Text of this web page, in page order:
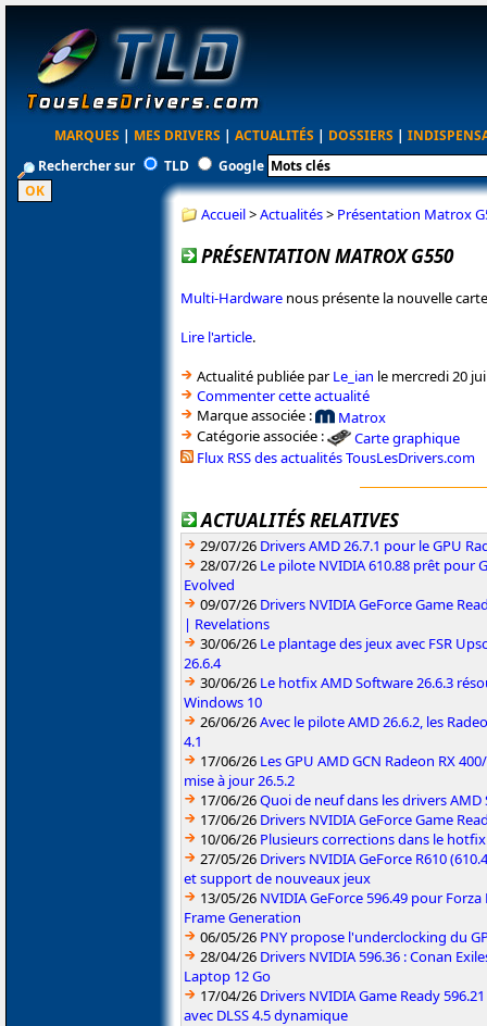
MARQUES | MES DRIVERS | ACTUALITÉS | DOSSIERS |
Rechercher sur
TLD Google
Accueil>Actualités> Présentation Matrox
PRÉSENTATION MATROX G550
Multi-Hardware nous présente la nouvelle
Lire l'article.
Actualité publiée parLe_ian le mercredi 20
Commenter cette actualité
Marque associée :
Matrox
Catégorie associée :
Carte graphique
Flux RSS des actualités TousLesDrivers.com
ACTUALITÉS RELATIVES
29/07/26 Drivers AMD 26.7.1 pour le GPU
28/07/26 Le pilote NVIDIA 610.88 prêt pour
Evolved
09/07/26 Drivers NVIDIA GeForce Game
| Revelations
30/06/26 Le plantage des jeux avec FSR
26.6.4
30/06/26 Le hotfix AMD Software 26.6.3
Windows 10
26/06/26Avec le pilote AMD 26.6.2, les
4.1
17/06/26 Les GPU AMD GCN Radeon RX
mise à jour 26.5.2
17/06/26Quoi de neuf dans les drivers AMD
17/06/26 Drivers NVIDIA GeForce Game
10/06/26 Plusieurs corrections dans le hotfix
27/05/26 Drivers NVIDIA GeForce R610
et support de nouveaux jeux
13/05/26 NVIDIA GeForce 596.49 pour
Frame Generation
06/05/26 PNY propose l'underclocking du
28/04/26 Drivers NVIDIA 596.36 : Conan
Laptop 12 Go
17/04/26 Drivers NVIDIA Game Ready
avec DLSS 4.5 dynamique